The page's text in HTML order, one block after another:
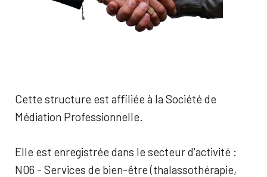
Cette structure est affiliée à la Société de
Médiation Professionnelle.
Elle est enregistrée dans le secteur d'activité :
N06 - Services de bien-être (thalassothérapie,